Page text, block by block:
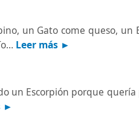
un Gato come queso, un
Leer más ►
un Escorpión porque
►